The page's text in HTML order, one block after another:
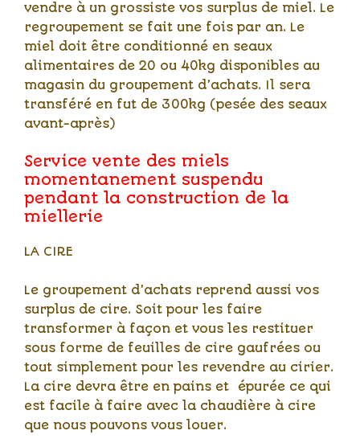
vendre à un grossiste vos surplus de miel. Le
regroupement se fait une fois par an. Le
miel doit être conditionné en seaux
alimentaires de 20 ou 40kg disponibles au
magasin du groupement d’achats. Il sera
transféré en fut de 300kg (pesée des seaux
avant-après)
Service vente des miels
momentanement suspendu
pendant la construction de la
miellerie
LA CIRE
Le groupement d’achats reprend aussi vos
surplus de cire. Soit pour les faire
transformer à façon et vous les restituer
sous forme de feuilles de cire gaufrées ou
tout simplement pour les revendre au cirier.
La cire devra être en pains et épurée ce qui
est facile à faire avec la chaudière à cire
que nous pouvons vous louer.